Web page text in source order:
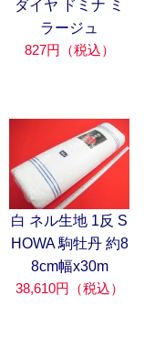
ダイヤ ドミナ ミ
ラージュ
827円（税込）
白 ネル生地 1反 S
HOWA 駒牡丹 約8
8cm幅x30m
38,610円（税込）